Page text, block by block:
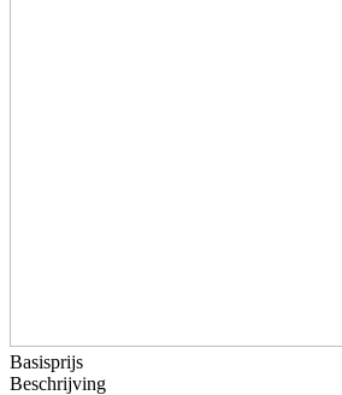
Basisprijs
Beschrijving